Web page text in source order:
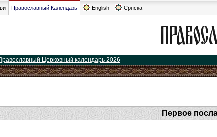
Православный Календарь English Српска
Церковный календарь 2026
Первое